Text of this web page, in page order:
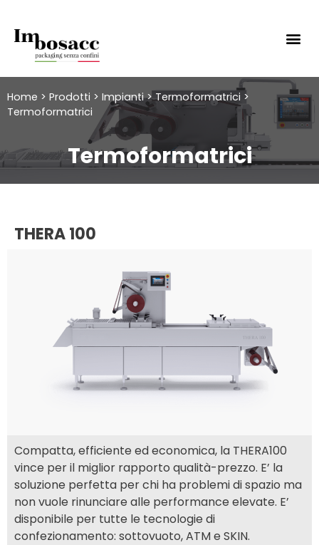
Home > Prodotti > Impianti>Termoformatrici >
Termoformatrici
Termoformatrici
THERA 100
Compatta, efficiente ed economica, la THERA100
vince per il miglior rapporto qualità-prezzo. E’ la
soluzione perfetta per chi ha problemi di spazio ma
non vuole rinunciare alle performance elevate. E’
disponibile per tutte le tecnologie di
confezionamento: sottovuoto, ATM e SKIN.